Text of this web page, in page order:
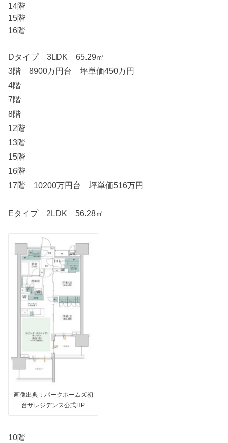
14階
15階
16階
Dタイプ 3LDK 65.29㎡
3階 8900万円台 坪単価450万円
4階
7階
8階
12階
13階
15階
16階
17階 10200万円台 坪単価516万円
Eタイプ 2LDK 56.28㎡
画像出典：パークホームズ初
台ザレジデンス公式HP
10階